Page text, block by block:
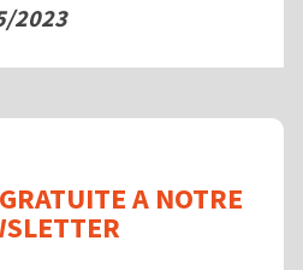
2023
A NOTRE